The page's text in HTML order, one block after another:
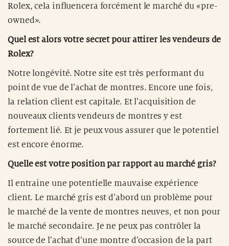
Rolex, cela influencera forcément le marché du «pre-
owned».
Quel est alors votre secret pour attirer les vendeurs de
Rolex?
Notre longévité. Notre site est très performant du
point de vue de l’achat de montres. Encore une fois,
la relation client est capitale. Et l’acquisition de
nouveaux clients vendeurs de montres y est
fortement lié. Et je peux vous assurer que le potentiel
est encore énorme.
Quelle est votre position par rapport au marché gris?
Il entraine une potentielle mauvaise expérience
client. Le marché gris est d’abord un problème pour
le marché de la vente de montres neuves, et non pour
le marché secondaire. Je ne peux pas contrôler la
source de l’achat d’une montre d’occasion de la part